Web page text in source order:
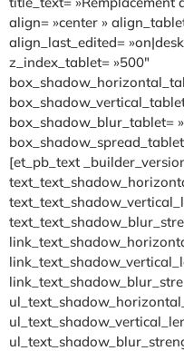
align= »center »
align_last_edited=
z_index_tablet= »500″
box_shadow_blur_tablet=
[et_pb_text